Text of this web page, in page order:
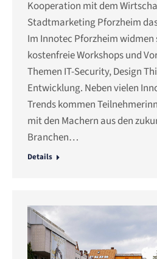
Kooperation mit dem
Stadtmarketing Pforzheim
Im Innotec Pforzheim widmen
kostenfreie Workshops und
Themen IT-Security, Design
Entwicklung. Neben vielen
Trends kommen
mit den Machern aus den
Branchen…
Details